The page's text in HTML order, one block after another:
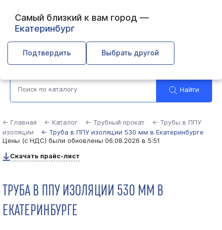
Самый близкий к вам город —
Екатеринбург
Подтвердить Выбрать другой
Выберите город
Найти
← Главная ← Каталог ← Трубный прокат
← Трубы в ППУ
изоляции
← Труба в ППУ изоляции 530 мм в Екатеринбурге
Цены (с НДС) были обновлены 06.08.2026 в 5:51
Скачать прайс-лист
ТРУБА В ППУ ИЗОЛЯЦИИ 530 ММ В
ЕКАТЕРИНБУРГЕ